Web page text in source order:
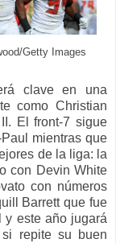
Getty Images
clave en una
como Christian
El front-7 sigue
mientras que
de la liga: la
con Devin White
con números
Barrett que fue
y este año jugará
repite su buen